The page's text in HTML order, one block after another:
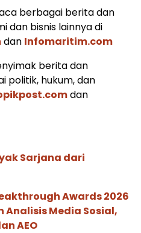
berbagai berita dan
dan bisnis lainnya di
dan Infomaritim.com
berita dan
politik, hukum, dan
dan
Sarjana dari
Awards 2026
Media Sosial,
AEO